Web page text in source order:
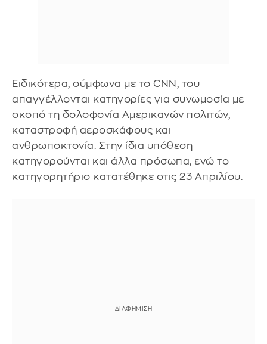
Ειδικότερα, σύμφωνα με το CNN, του
απαγγέλλονται κατηγορίες για συνωμοσία με
σκοπό τη δολοφονία Αμερικανών πολιτών,
καταστροφή αεροσκάφους και
ανθρωποκτονία. Στην ίδια υπόθεση
κατηγορούνται και άλλα πρόσωπα, ενώ το
κατηγορητήριο κατατέθηκε στις 23 Απριλίου.